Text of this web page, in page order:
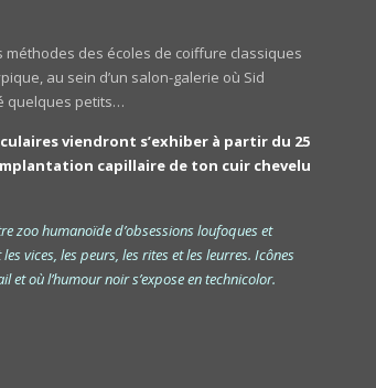
des écoles de coiffure classiques
au sein d’un salon-galerie où Sid
quelques petits…
viendront s’exhiber à partir du 25
capillaire de ton cuir chevelu
zoo humanoïde d’obsessions loufoques et
vices, les peurs, les rites et les leurres. Icônes
où l’humour noir s’expose en technicolor.